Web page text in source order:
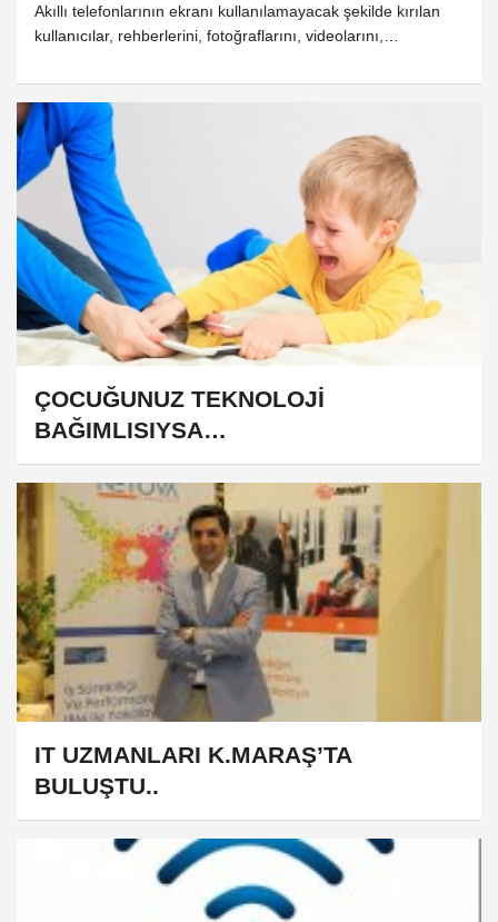
Akıllı telefonlarının ekranı kullanılamayacak şekilde kırılan
kullanıcılar, rehberlerini, fotoğraflarını, videolarını,
düşünerek paniğe kapılıyor.
ÇOCUĞUNUZ TEKNOLOJİ
BAĞIMLISIYSA…
IT UZMANLARI K.MARAŞ’TA
BULUŞTU..